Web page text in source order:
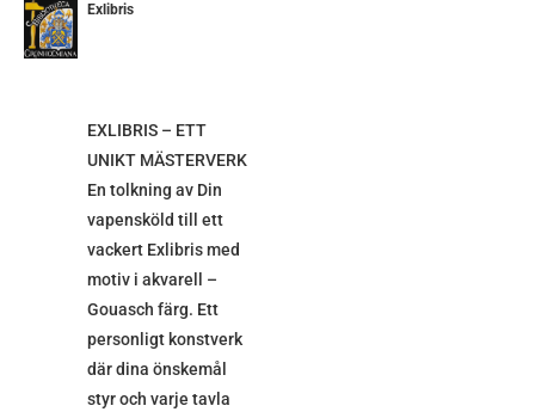
Exlibris
EXLIBRIS – ETT
UNIKT MÄSTERVERK
En tolkning av Din
vapensköld till ett
vackert Exlibris med
motiv i akvarell –
Gouasch färg. Ett
personligt konstverk
där dina önskemål
styr och varje tavla